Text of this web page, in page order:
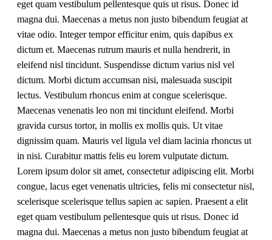
eget quam vestibulum pellentesque quis ut risus. Donec id
magna dui. Maecenas a metus non justo bibendum feugiat at
vitae odio. Integer tempor efficitur enim, quis dapibus ex
dictum et. Maecenas rutrum mauris et nulla hendrerit, in
eleifend nisl tincidunt. Suspendisse dictum varius nisl vel
dictum. Morbi dictum accumsan nisi, malesuada suscipit
lectus. Vestibulum rhoncus enim at congue scelerisque.
Maecenas venenatis leo non mi tincidunt eleifend. Morbi
gravida cursus tortor, in mollis ex mollis quis. Ut vitae
dignissim quam. Mauris vel ligula vel diam lacinia rhoncus ut
in nisi. Curabitur mattis felis eu lorem vulputate dictum.
Lorem ipsum dolor sit amet, consectetur adipiscing elit. Morbi
congue, lacus eget venenatis ultricies, felis mi consectetur nisl,
scelerisque scelerisque tellus sapien ac sapien. Praesent a elit
eget quam vestibulum pellentesque quis ut risus. Donec id
magna dui. Maecenas a metus non justo bibendum feugiat at